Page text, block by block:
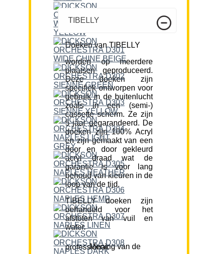
TIBELLY
Doeken van TIBELLY
worden op meerdere
plaatsen geproduceerd.
Deze doeken zijn
specifiek ontworpen voor
gebruik in de buitenlucht
zoals in een (semi-)
cassette scherm. Ze zijn
5 jaar gegarandeerd. De
doeken zijn 100% Acryl
en zijn gemaakt van een
door en door gekleurd
acryl draad wat de
garantie is voor lang
behoud van kleuren in de
loop van de tijd.
TIBELLY doeken zijn
behandeld voor het
afstoten van vuil en
water.
Mening van de professional: